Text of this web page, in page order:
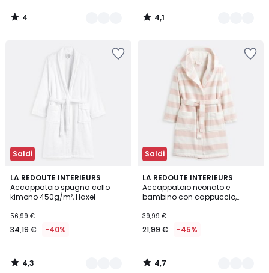
4
/
4,1
/
Saldi
LA REDOUTE INTERIEURS
Accappatoio spugna collo
kimono 450g/m², Haxel
56,99 €
34,19 € -40%
4,3
/ 5
7
Colori
4,3
/
Saldi
LA REDOUTE INTERIEURS
Accappatoio neonato e
bambino con cappuccio,
39,99 €
21,99 € -45%
4,7
/ 5
3
Colori
4,7
/